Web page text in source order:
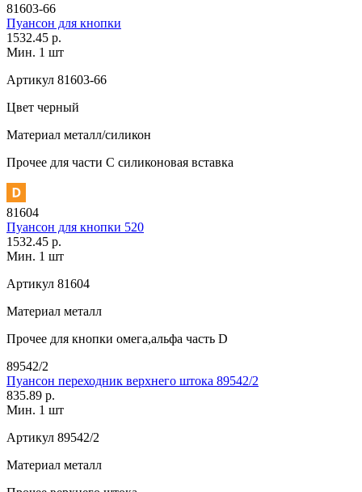
81603-66
Пуансон для кнопки
1532.45 р.
Мин. 1 шт
Артикул 81603-66
Цвет черный
Материал металл/силикон
Прочее для части C силиконовая вставка
81604
Пуансон для кнопки 520
1532.45 р.
Мин. 1 шт
Артикул 81604
Материал металл
Прочее для кнопки омега,альфа часть D
89542/2
Пуансон переходник верхнего штока 89542/2
835.89 р.
Мин. 1 шт
Артикул 89542/2
Материал металл